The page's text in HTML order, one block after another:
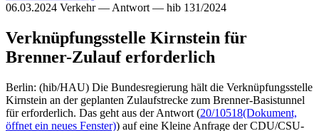
06.03.2024 Verkehr — Antwort — hib 131/2024
Verknüpfungsstelle Kirnstein für
Brenner-Zulauf erforderlich
Berlin: (hib/HAU) Die Bundesregierung hält die Verknüpfungsstelle
Kirnstein an der geplanten Zulaufstrecke zum Brenner-Basistunnel
für erforderlich. Das geht aus der Antwort (20/10518(Dokument,
öffnet ein neues Fenster)) auf eine Kleine Anfrage der CDU/CSU-